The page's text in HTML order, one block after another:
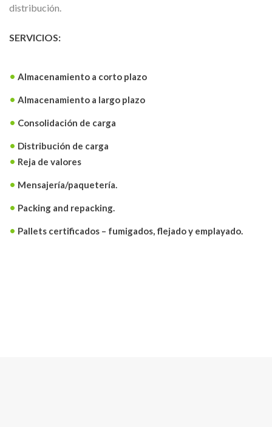
distribución.
SERVICIOS:
Almacenamiento a corto plazo
Almacenamiento a largo plazo
Consolidación de carga
Distribución de carga
Reja de valores
Mensajería/paquetería.
Packing and repacking.
Pallets certificados – fumigados, flejado y emplayado.